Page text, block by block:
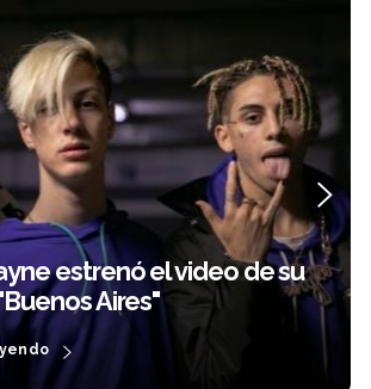
estrenó el video de su
Aires"